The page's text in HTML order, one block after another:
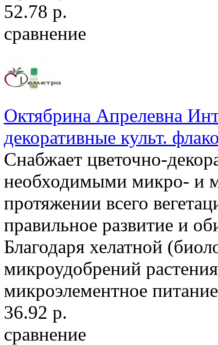
52.78 р.
сравнение
Октябрина Апрелевна
декоративные культ.
Снабжает цветочно-
необходимыми микро- и
протяжении всего
правильное развитие и
Благодаря хелатной
микроудобрений
микроэлементное
36.92 р.
сравнение